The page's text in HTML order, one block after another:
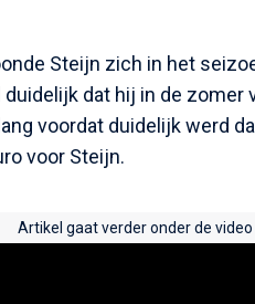
Steijn zich in het
dat hij in de zomer
voordat duidelijk werd
voor Steijn.
Artikel gaat verder onder de video